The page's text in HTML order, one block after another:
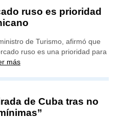
ruso es prioridad
de Turismo, afirmó que
ruso es una prioridad para
más
de Cuba tras no